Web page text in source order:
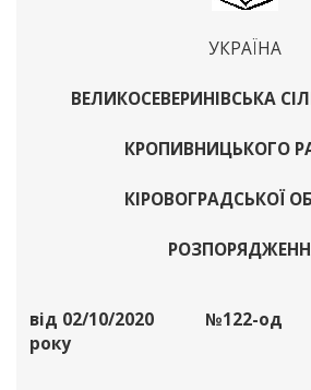
УКРАЇНА
ВЕЛИКОСЕВЕРИНІВСЬКА
КРОПИВНИЦЬКОГО
КІРОВОГРАДСЬКОЇ
від 02/10/2020
року
№122-од